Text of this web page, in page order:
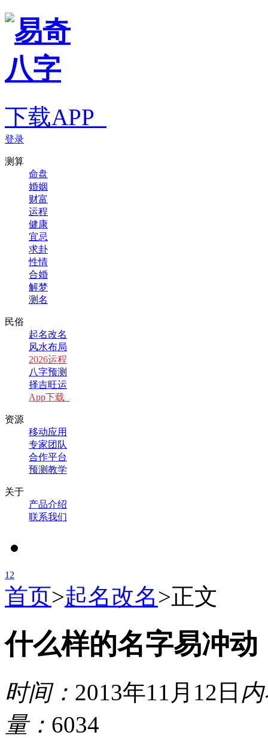
下载APP
登录
测算
命盘
婚姻
财富
运程
健康
宜忌
求卦
性情
合婚
解梦
测名
民俗
起名改名
风水布局
2026运程
八字预测
择吉旺运
App下载
资源
移动应用
专家团队
合作平台
预测教学
关于
产品介绍
联系我们
1 2
首页>起名改名>正文
什么样的名字易冲动
时间： 2013年11月12日
量： 6034